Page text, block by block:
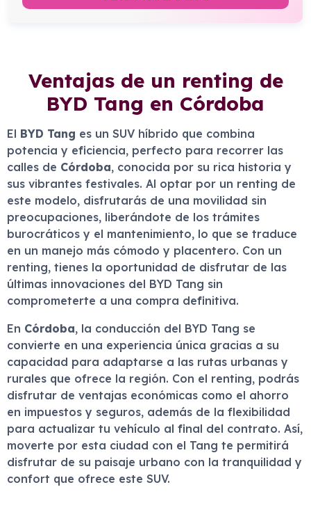
Ventajas de un renting de
BYD Tang en Córdoba
El BYD Tang es un SUV híbrido que combina
potencia y eficiencia, perfecto para recorrer las
calles de Córdoba, conocida por su rica historia y
sus vibrantes festivales. Al optar por un renting de
este modelo, disfrutarás de una movilidad sin
preocupaciones, liberándote de los trámites
burocráticos y el mantenimiento, lo que se traduce
en un manejo más cómodo y placentero. Con un
renting, tienes la oportunidad de disfrutar de las
últimas innovaciones del BYD Tang sin
comprometerte a una compra definitiva.
En Córdoba, la conducción del BYD Tang se
convierte en una experiencia única gracias a su
capacidad para adaptarse a las rutas urbanas y
rurales que ofrece la región. Con el renting, podrás
disfrutar de ventajas económicas como el ahorro
en impuestos y seguros, además de la flexibilidad
para actualizar tu vehículo al final del contrato. Así,
moverte por esta ciudad con el Tang te permitirá
disfrutar de su paisaje urbano con la tranquilidad y
confort que ofrece este SUV.